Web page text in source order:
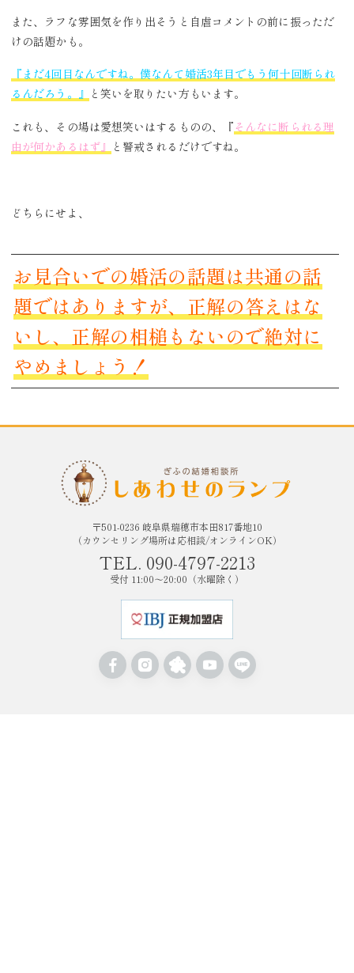
また、ラフな雰囲気を作り出そうと自虐コメントの前に振っただ
けの話題かも。
『まだ4回目なんですね。僕なんて婚活3年目でもう何十回断られ
るんだろう。』 と笑いを取りたい方もいます。
これも、その場は愛想笑いはするものの、『 そんなに断られる理
由が何かあるはず』 と警戒されるだけですね。
どちらにせよ、
お見合いでの婚活の話題は共通の話
題ではありますが、正解の答えはな
いし、正解の相槌もないので絶対に
やめましょう！
〒501-0236 岐阜県瑞穂市本田817番地10
（カウンセリング場所は応相談/オンラインOK）
TEL. 090-4797-2213
受付 11:00〜20:00（水曜除く）